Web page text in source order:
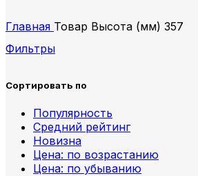
Главная Товар Высота (мм) 357
Фильтры
Сортировать по
Популярность
Средний рейтинг
Новизна
Цена: по возрастанию
Цена: по убыванию